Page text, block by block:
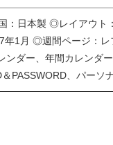
日本製 ◎レイアウト
1月 ◎週間ページ：レ
ダー、年間カレンダ
PASSWORD、パーソ